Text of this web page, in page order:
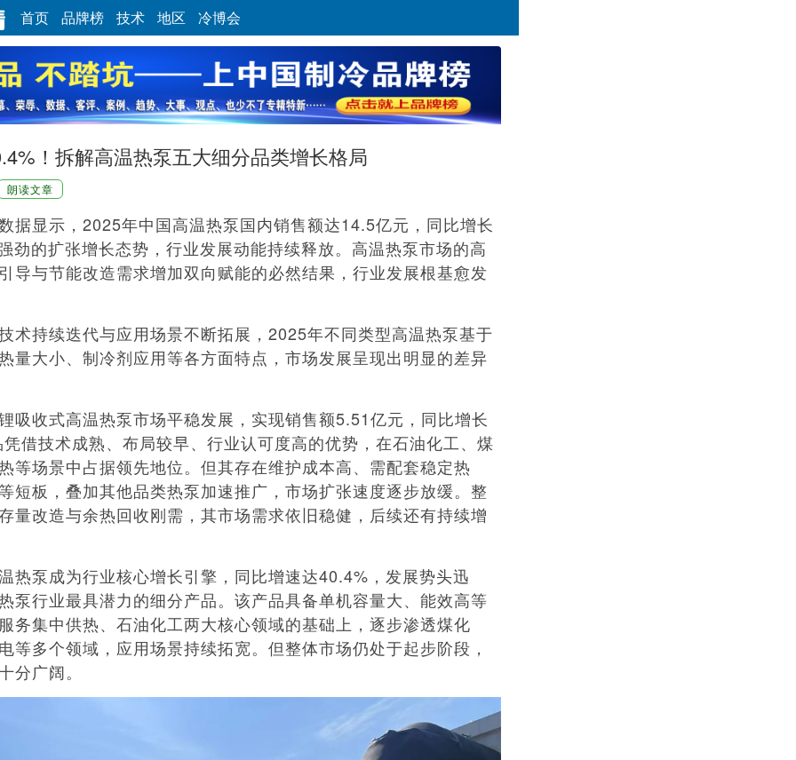
首页 品牌榜 技术 地区 冷博会
！拆解高温热泵五大细分品类增长格局
朗读文章
示，2025年中国高温热泵国内销售额达14.5亿元，同比增长
劲的扩张增长态势，行业发展动能持续释放。高温热泵市场的高
导与节能改造需求增加双向赋能的必然结果，行业发展根基愈发
续迭代与应用场景不断拓展，2025年不同类型高温热泵基于
量大小、制冷剂应用等各方面特点，市场发展呈现出明显的差异
式高温热泵市场平稳发展，实现销售额5.51亿元，同比增长
借技术成熟、布局较早、行业认可度高的优势，在石油化工、煤
等场景中占据领先地位。但其存在维护成本高、需配套稳定热
短板，叠加其他品类热泵加速推广，市场扩张速度逐步放缓。整
量改造与余热回收刚需，其市场需求依旧稳健，后续还有持续增
成为行业核心增长引擎，同比增速达40.4%，发展势头迅
泵行业最具潜力的细分产品。该产品具备单机容量大、能效高等
务集中供热、石油化工两大核心领域的基础上，逐步渗透煤化
等多个领域，应用场景持续拓宽。但整体市场仍处于起步阶段，
分广阔。